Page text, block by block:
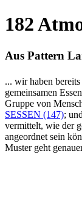
182
Aus Pattern
... wir haben
gemeinsamen
Gruppe von
SESSEN (147);
vermittelt, wie der
angeordnet sein
Muster geht